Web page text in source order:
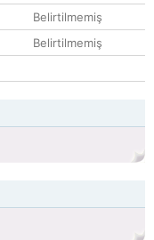
Belirtilmemiş
Belirtilmemiş